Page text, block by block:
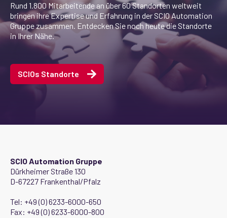
Rund 1.800 Mitarbeitende an über 60 Standorten weltweit
bringen ihre Expertise und Erfahrung in der SCIO Automation
Gruppe zusammen. Entdecken Sie noch heute die Standorte
in Ihrer Nähe.
SCIOs Standorte
SCIO Automation Gruppe
Dürkheimer Straße 130
D-67227 Frankenthal/Pfalz
Tel: +49 (0) 6233-6000-650
Fax: +49 (0) 6233-6000-800